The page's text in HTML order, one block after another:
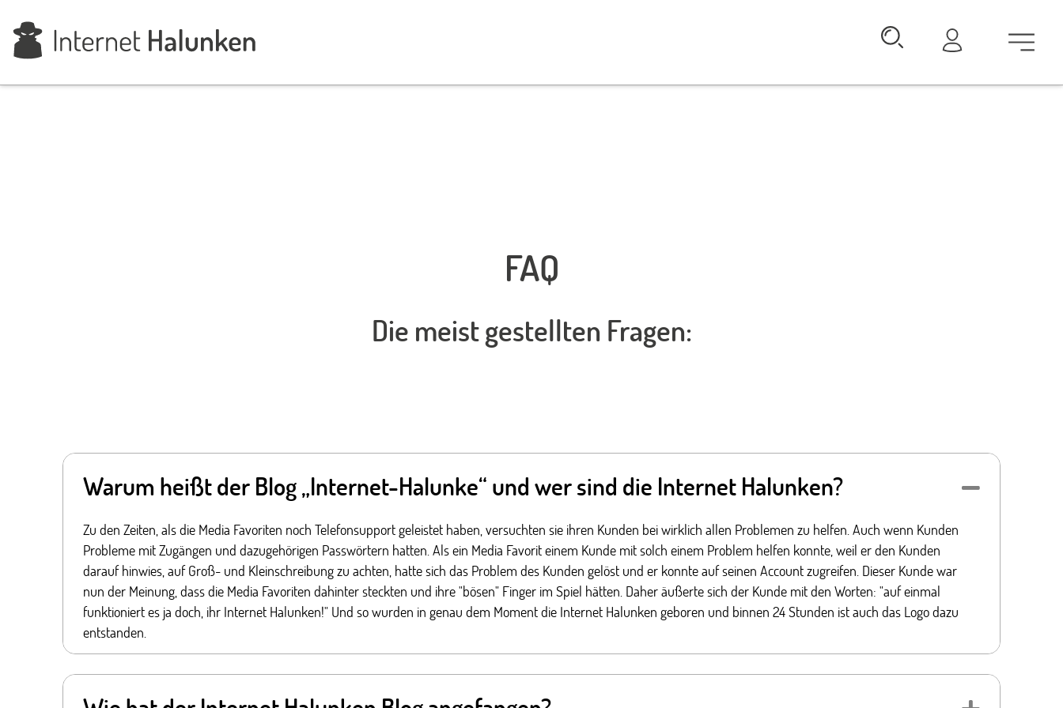
FAQ
Die meist gestellten Fragen:
Warum heißt der Blog „Internet-Halunke“ und wer sind die Internet Halunken? Collapse
Zu den Zeiten, als die Media Favoriten noch Telefonsupport geleistet haben, versuchten sie ihren Kunden bei wirklich allen Problemen zu helfen. Auch wenn Kunden
Probleme mit Zugängen und dazugehörigen Passwörtern hatten. Als ein Media Favorit einem Kunde mit solch einem Problem helfen konnte, weil er den Kunden
darauf hinwies, auf Groß- und Kleinschreibung zu achten, hatte sich das Problem des Kunden gelöst und er konnte auf seinen Account zugreifen. Dieser Kunde war
nun der Meinung, dass die Media Favoriten dahinter steckten und ihre "bösen" Finger im Spiel hätten. Daher äußerte sich der Kunde mit den Worten: "auf einmal
funktioniert es ja doch, ihr Internet Halunken!" Und so wurden in genau dem Moment die Internet Halunken geboren und binnen 24 Stunden ist auch das Logo dazu
entstanden.